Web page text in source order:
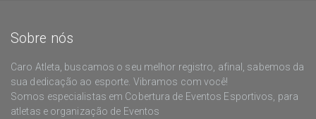
Sobre nós
Caro Atleta, buscamos o seu melhor registro, afinal, sabemos da
sua dedicação ao esporte. Vibramos com você!
Somos especialistas em Cobertura de Eventos Esportivos, para
atletas e organização de Eventos